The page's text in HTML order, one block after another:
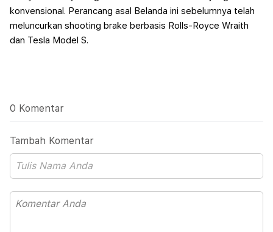
konvensional. Perancang asal Belanda ini sebelumnya telah
meluncurkan shooting brake berbasis Rolls-Royce Wraith
dan Tesla Model S.
0 Komentar
Tambah Komentar